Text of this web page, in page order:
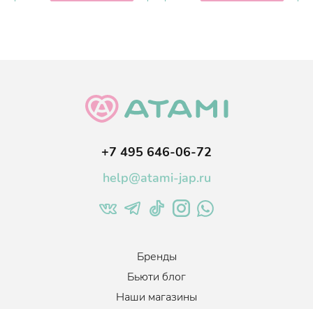
+7 495 646-06-72
help@atami-jap.ru
Бренды
Бьюти блог
Наши магазины